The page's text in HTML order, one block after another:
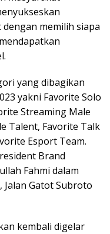
memilih siapa
yang dibagikan
yakni Favorite Solo
Streaming Male
Talent, Favorite Talk
Esport Team.
Brand
Fahmi dalam
Gatot Subroto
kembali digelar